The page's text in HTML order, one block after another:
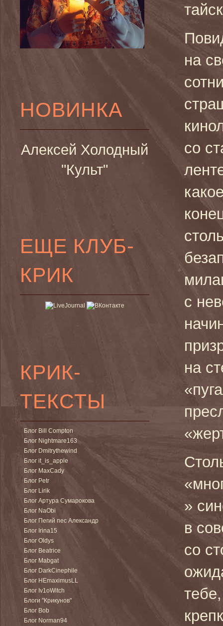
НОВИНКА
Алексей Холодный
"Культ"
ЕЩЕ КЛУБ-
КРИК
КРИК-
ТЕКСТЫ
Блог Bill Compton
Блог Nightmare163
Блог Dmitrythewind
Блог it_is_apple
Блог MaxCady
Блог Petr
Блог Lirik
Блог Артура Сумарокова
Блог NaObi
Блог Пегий пес Александр
Блог Irina15
Блог Oldys
Блог Beatrice
Блог Mabgat
Блог DarkCinephile
Блог HEmaximusLL
Блог Iv1oWitch
Блоги "Крикунов"
Блог Bob
Блог Norman94
на
со
с
на
»
в
со